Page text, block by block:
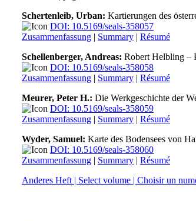
Schertenleib, Urban: Kartierungen des
DOI: 10.5169/seals-358057
Zusammenfassung | Summary | Résumé
Schellenberger, Andreas: Robert Helbling –
DOI: 10.5169/seals-358058
Zusammenfassung | Summary | Résumé
Meurer, Peter H.: Die Werkgeschichte der
DOI: 10.5169/seals-358059
Zusammenfassung | Summary | Résumé
Wyder, Samuel: Karte des Bodensees von
DOI: 10.5169/seals-358060
Zusammenfassung | Summary | Résumé
Anderes Heft | Select volume | Choisir un